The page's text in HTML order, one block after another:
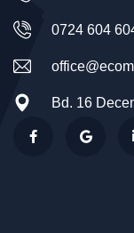
0724 604
Bd. 16